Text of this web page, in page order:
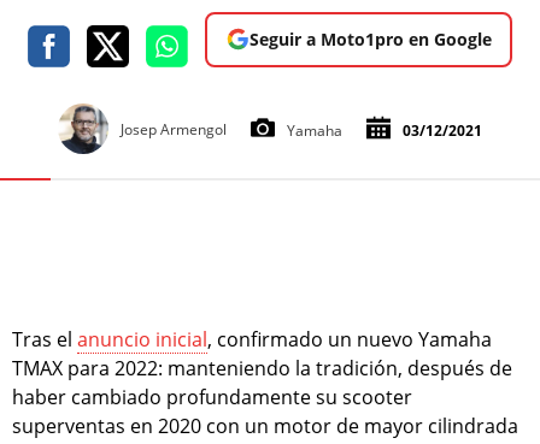
Seguir a Moto1pro en Google
Josep Armengol Yamaha 03/12/2021
Tras el anuncio inicial, confirmado un nuevo Yamaha
TMAX para 2022: manteniendo la tradición, después de
haber cambiado profundamente su scooter
superventas en 2020 con un motor de mayor cilindrada